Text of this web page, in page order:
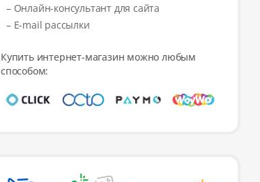
– Онлайн-консультант для сайта
– E-mail рассылки
Купить интернет-магазин можно любым
способом: